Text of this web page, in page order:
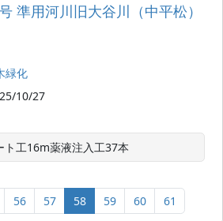
準用河川旧大谷川（中平松）
緑化
10/27
工16m薬液注入工37本
56 57 58 59 60 61